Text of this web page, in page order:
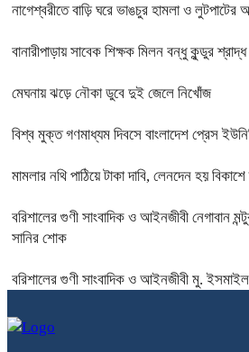
নাগেশ্বরীতে বাড়ি ঘরে ভাঙচুর হামলা ও লুটপাটের
বানারীপাড়ায় সাবেক শিক্ষক মিলন বন্ধু কুন্ডুর
মেঘনায় ঝড়ে নৌকা ডুবে দুই জেলে নিখোঁজ
বিশ্ব মুক্ত গণমাধ্যম দিবসে বাংলাদেশ প্রেস
মামলার নথি পাঠিয়ে টাকা দাবি, লেনদেন হয়
বরিশালের গুণী সাংবাদিক ও আইনজীবী নেগাবান
সানির শোক
বরিশালের গুণী সাংবাদিক ও আইনজীবী মু.